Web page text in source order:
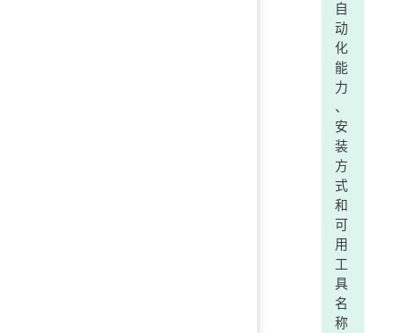
自
动
化
能
力
、
安
装
方
式
和
可
用
工
具
名
称